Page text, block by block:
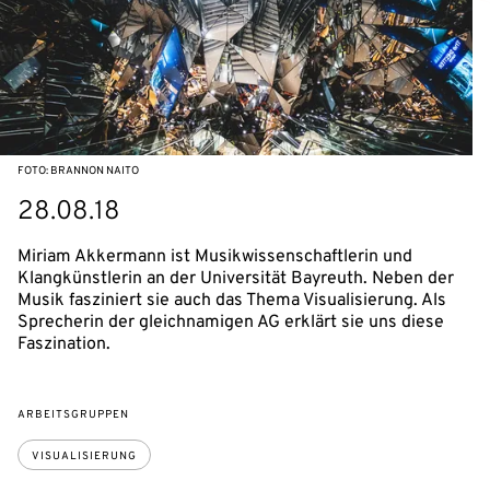
FOTO: BRANNON NAITO
28.08.18
Miriam Akkermann ist Musikwissenschaftlerin und
Klangkünstlerin an der Universität Bayreuth. Neben der
Musik fasziniert sie auch das Thema Visualisierung. Als
Sprecherin der gleichnamigen AG erklärt sie uns diese
Faszination.
ARBEITSGRUPPEN
VISUALISIERUNG